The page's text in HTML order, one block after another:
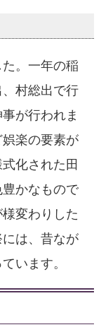
。一年の稲
村総出で行
が行われま
楽の要素が
化された田
かなもので
変わりした
は、昔なが
います。